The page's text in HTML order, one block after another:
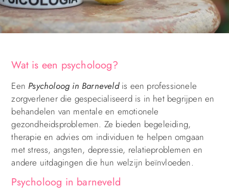
Wat is een psycholoog?
Een Psycholoog in Barneveldis een professionele
zorgverlener die gespecialiseerd is in het begrijpen en
behandelen van mentale en emotionele
gezondheidsproblemen. Ze bieden begeleiding,
therapie en advies om individuen te helpen omgaan
met stress, angsten, depressie, relatieproblemen en
andere uitdagingen die hun welzijn beïnvloeden.
Psycholoog in barneveld